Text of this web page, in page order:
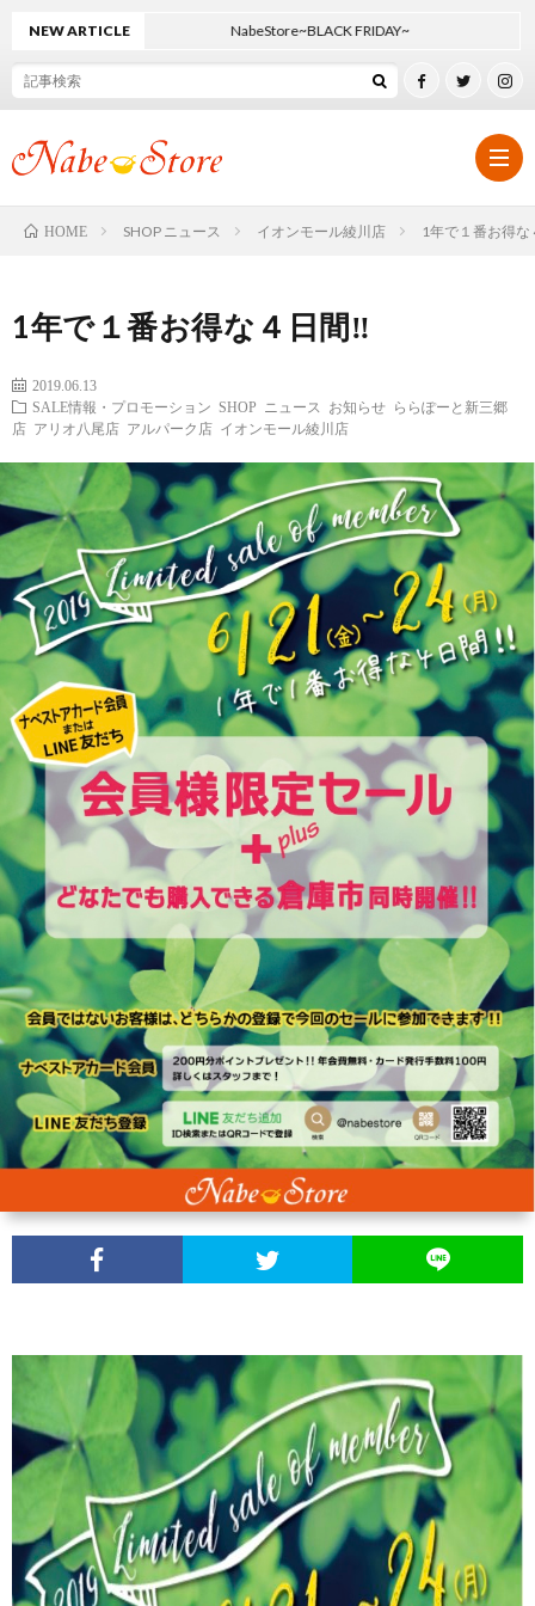
ム
リ
ジ
ル
商
品
ニ
ー
ス
リ
ス
お
問
合
わ
せ
NEW ARTICLE NabeStore~BLACK FRIDAY~
HOME SHOP ニュース イオンモール綾川店 1年で１番お得な
1年で１番お得な４日間‼
2019.06.13
SALE情報・プロモーション
SHOP ニュース お知らせ
ららぽーと新三郷
店 アリオ八尾店 アルパーク店 イオンモール綾川店